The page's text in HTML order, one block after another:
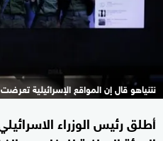
نتنياهو قال إن المواقع الإسرائيلية
أطلق رئيس الوزراء